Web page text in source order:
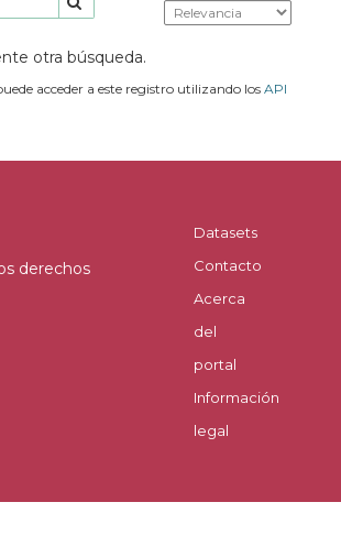
otra búsqueda.
acceder a este registro utilizando los API
derechos
Datasets
Contacto
Acerca
del
portal
Información
legal